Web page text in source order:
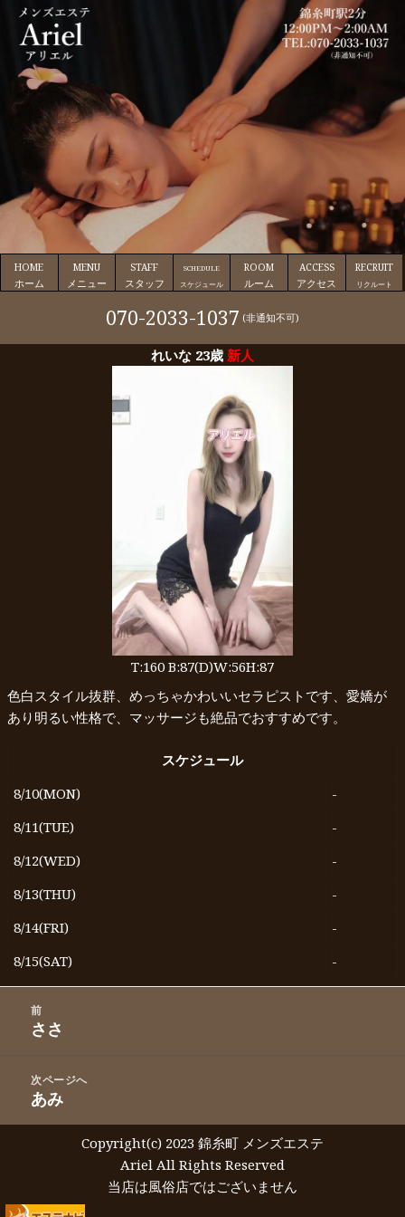
HOME
ホーム
MENU
メニュー
STAFF
スタッフ
SCHEDULE
スケジュール
ROOM
ルーム
ACCESS
アクセス
RECRUIT
リクルート
070-2033-1037 (非通知不可)
れいな 23歳 新人
T:160 B:87(D)W:56H:87
色白スタイル抜群、めっちゃかわいいセラピストです、愛嬌が
あり明るい性格で、マッサージも絶品でおすすめです。
スケジュール
8/10(MON)
-
8/11(TUE)
-
8/12(WED)
-
8/13(THU)
-
8/14(FRI)
-
8/15(SAT)
-
シ
前
前
投
稿:
ささ
次ページへ
次
あみ
Copyright(c) 2023 錦糸町 メンズエステ
Ariel All Rights Reserved
当店は風俗店ではございません